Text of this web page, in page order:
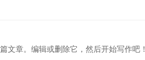
文章。编辑或删除它，然后开始写作吧！